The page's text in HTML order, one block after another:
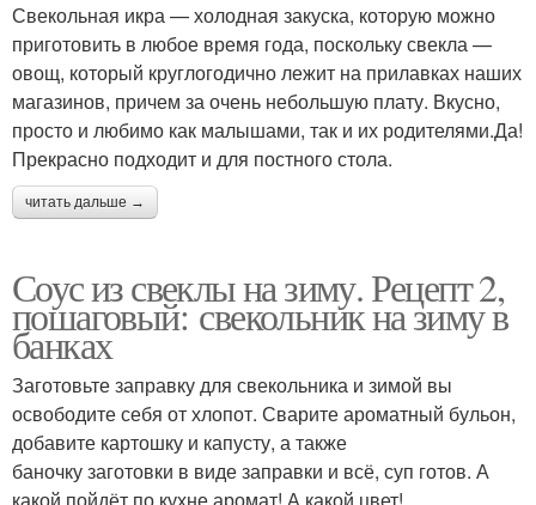
Свекольная икра — холодная закуска, которую можно
приготовить в любое время года, поскольку свекла —
овощ, который круглогодично лежит на прилавках наших
магазинов, причем за очень небольшую плату. Вкусно,
просто и любимо как малышами, так и их родителями.Да!
Прекрасно подходит и для постного стола.
читать дальше →
Соус из свеклы на зиму. Рецепт 2,
пошаговый: свекольник на зиму в
банках
Заготовьте заправку для свекольника и зимой вы
освободите себя от хлопот. Сварите ароматный бульон,
добавите картошку и капусту, а также
баночку заготовки в виде заправки и всё, суп готов. А